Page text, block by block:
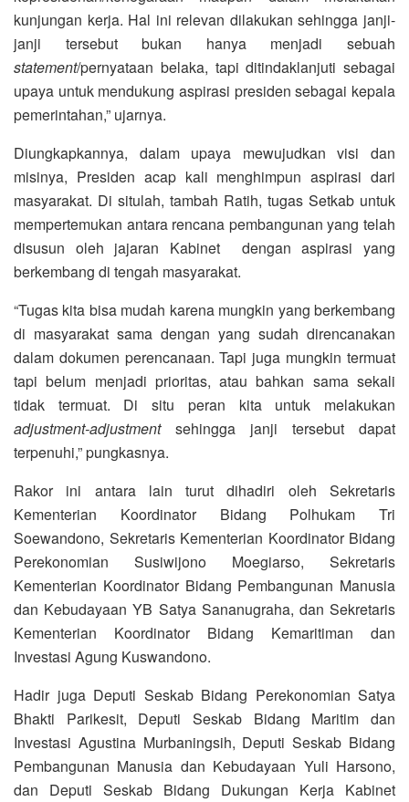
kunjungan kerja. Hal ini relevan dilakukan sehingga janji-
janji tersebut bukan hanya menjadi sebuah
statement/pernyataan belaka, tapi ditindaklanjuti sebagai
upaya untuk mendukung aspirasi presiden sebagai kepala
pemerintahan,” ujarnya.
Diungkapkannya, dalam upaya mewujudkan visi dan
misinya, Presiden acap kali menghimpun aspirasi dari
masyarakat. Di situlah, tambah Ratih, tugas Setkab untuk
mempertemukan antara rencana pembangunan yang telah
disusun oleh jajaran Kabinet dengan aspirasi yang
berkembang di tengah masyarakat.
“Tugas kita bisa mudah karena mungkin yang berkembang
di masyarakat sama dengan yang sudah direncanakan
dalam dokumen perencanaan. Tapi juga mungkin termuat
tapi belum menjadi prioritas, atau bahkan sama sekali
tidak termuat. Di situ peran kita untuk melakukan
adjustment-adjustmentsehingga janji tersebut dapat
terpenuhi,” pungkasnya.
Rakor ini antara lain turut dihadiri oleh Sekretaris
Kementerian Koordinator Bidang Polhukam Tri
Soewandono, Sekretaris Kementerian Koordinator Bidang
Perekonomian Susiwijono Moegiarso, Sekretaris
Kementerian Koordinator Bidang Pembangunan Manusia
dan Kebudayaan YB Satya Sananugraha, dan Sekretaris
Kementerian Koordinator Bidang Kemaritiman dan
Investasi Agung Kuswandono.
Hadir juga Deputi Seskab Bidang Perekonomian Satya
Bhakti Parikesit, Deputi Seskab Bidang Maritim dan
Investasi Agustina Murbaningsih, Deputi Seskab Bidang
Pembangunan Manusia dan Kebudayaan Yuli Harsono,
dan Deputi Seskab Bidang Dukungan Kerja Kabinet